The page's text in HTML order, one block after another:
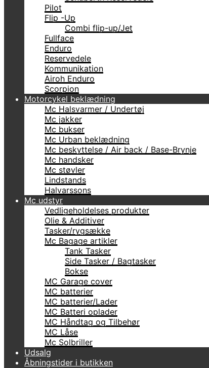
Pilot
Flip -Up
Combi flip-up/Jet
Fullface
Enduro
Reservedele
Kommunikation
Airoh Enduro
Scorpion
Motorcykel beklædning
Mc Halsvarmer / Undertøj
Mc jakker
Mc bukser
Mc Urban beklædning
Mc beskyttelse / Air back / Base-Brynje
Mc handsker
Mc støvler
Lindstands
Halvarssons
Mc udstyr
Vedligeholdelses produkter
Olie & Additiver
Tasker/rygsække
Mc Bagage artikler
Tank Tasker
Side Tasker / Bagtasker
Bokse
MC Garage cover
MC batterier
MC batterier/Lader
MC Batteri oplader
MC Håndtag og Tilbehør
MC Låse
Mc Solbriller
Udsalg
Åbningstider i butikken